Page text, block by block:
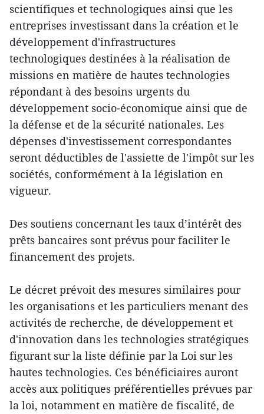
scientifiques et technologiques ainsi que les
entreprises investissant dans la création et le
développement d'infrastructures
technologiques destinées à la réalisation de
missions en matière de hautes technologies
répondant à des besoins urgents du
développement socio-économique ainsi que de
la défense et de la sécurité nationales. Les
dépenses d'investissement correspondantes
seront déductibles de l'assiette de l'impôt sur les
sociétés, conformément à la législation en
vigueur.
Des soutiens concernant les taux d’intérêt des
prêts bancaires sont prévus pour faciliter le
financement des projets.
Le décret prévoit des mesures similaires pour
les organisations et les particuliers menant des
activités de recherche, de développement et
d'innovation dans les technologies stratégiques
figurant sur la liste définie par la Loi sur les
hautes technologies. Ces bénéficiaires auront
accès aux politiques préférentielles prévues par
la loi, notamment en matière de fiscalité, de